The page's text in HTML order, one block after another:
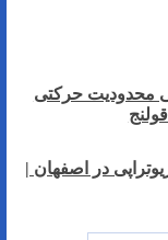
محدودیت حرکتی
در اصفهان |